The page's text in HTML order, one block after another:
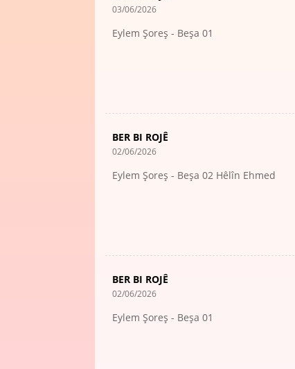
03/06/2026
Eylem Şoreş - Beşa 01
BER BI ROJÊ
02/06/2026
Eylem Şoreş - Beşa 02 Hêlîn Ehmed
BER BI ROJÊ
02/06/2026
Eylem Şoreş - Beşa 01